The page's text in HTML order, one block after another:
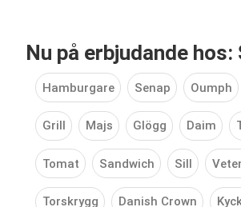
Nu på erbjudande
Hamburgare Senap Oumph
Grill Majs Glögg Daim
Tomat Sandwich Sill
Torskrygg Danish Crown